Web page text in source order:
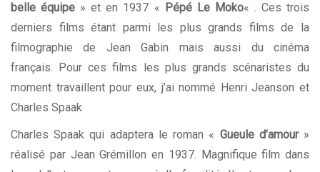
belle équipe » et en 1937 « Pépé Le Moko« . Ces trois
derniers films étant parmi les plus grands films de la
filmographie de Jean Gabin mais aussi du cinéma
français. Pour ces films les plus grands scénaristes du
moment travaillent pour eux, j’ai nommé Henri Jeanson et
Charles Spaak
Charles Spaak qui adaptera le roman « Gueule d’amour»
réalisé par Jean Grémillon en 1937. Magnifique film dans